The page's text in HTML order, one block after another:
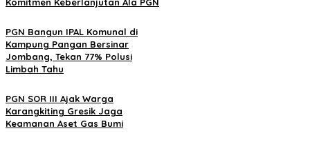
PGN Bangun IPAL Komunal di
Kampung Pangan Bersinar
Jombang, Tekan 77% Polusi
Limbah Tahu
PGN SOR III Ajak Warga
Karangkiting Gresik Jaga
Keamanan Aset Gas Bumi